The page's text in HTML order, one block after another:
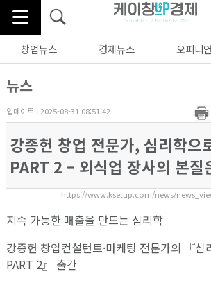
창업뉴스 경제뉴스 오피니언
뉴스
업데이트 : 2025-08-31 08:51:42
강종헌 창업 전문가, 심리학으
PART 2 – 외식업 장사의 본질
https://www.ksetup.com/news/
지속 가능한 매출을 만드는 심리학
강종헌 창업컨설턴트·마케팅 전문가의 『
PART 2』 출간